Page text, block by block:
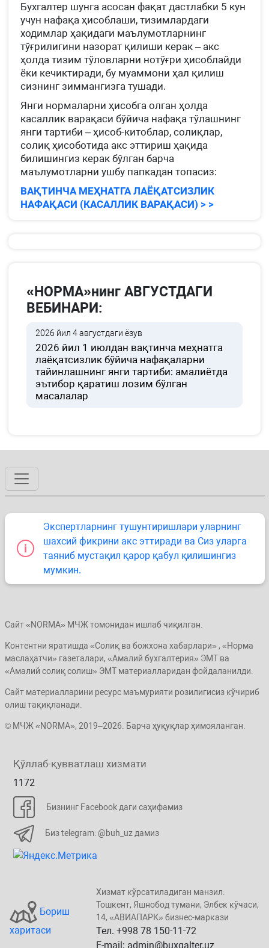
Бухгалтер шунга асосан фақат дастлабки 5 кун
учун нафақа ҳисоблаши, тизимлардаги
ходимлар ҳақидаги маълумотларнинг
тўғрилигини назорат қилиши керак – акс
ҳолда тизим тўловларни нотўғри ҳисоблайди
ёки кечиктиради, бу муаммони ҳал қилиш
сизнинг зиммангизга тушади.
Янги нормаларни ҳисобга олган ҳолда
касаллик варақаси бўйича нафақа тўлашнинг
янги тартиби – ҳисоб-китоблар, солиқлар,
солиқ ҳисоботида акс эттириш ҳақида
билишингиз керак бўлган барча
маълумотларни ушбу папкадан топасиз:
ВАҚТИНЧА МЕҲНАТГА ЛАЁҚАТСИЗЛИК
НАФАҚАСИ (КАСАЛЛИК ВАРАҚАСИ) > >
«НОРМА»нинг АВГУСТДАГИ
ВЕБИНАРИ:
2026 йил 4 августдаги ёзув
2026 йил 1 июлдан вақтинча меҳнатга
лаёқатсизлик бўйича нафақаларни
тайинлашнинг янги тартиби: амалиётда
эътибор қаратиш лозим бўлган
масалалар
Экспертларнинг тушунтиришлари уларнинг
шахсий фикрини акс эттиради ва Сиз уларга
таяниб мустақил қарор қабул қилишингиз
мумкин.
Сайт «NORMA» МЧЖ томонидан ишлаб чиқилган.
Контентни яратишда «Солиқ ва божхона хабарлари» , «Норма
маслаҳатчи» газеталари, «Амалий бухгалтерия» ЭМТ ва
«Амалий солиқ солиш» ЭМТ материалларидан фойдаланилди.
Сайт материалларини ресурс маъмурияти розилигисиз кўчириб
олиш тақиқланади.
© МЧЖ «NORMA», 2019–2026. Барча ҳуқуқлар ҳимояланган.
Қўллаб-қувватлаш хизмати
1172
Бизнинг Facebook даги саҳифамиз
Биз telegram: @buh_uz дамиз
Бориш
харитаси
Хизмат кўрсатиладиган манзил:
Тошкент, Яшнобод тумани, Элбeк кўчаси,
14, «ABИАПAPК» бизнеc-маркази
Тел. +998 78 150-11-72
E-mail: admin@buxgalter.uz